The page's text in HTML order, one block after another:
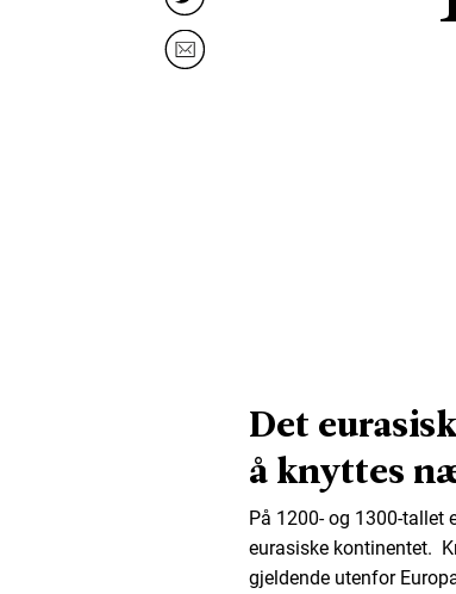
Det
å knyttes
På 1200- og 1300-tallet
eurasiske kontinentet.
gjeldende utenfor